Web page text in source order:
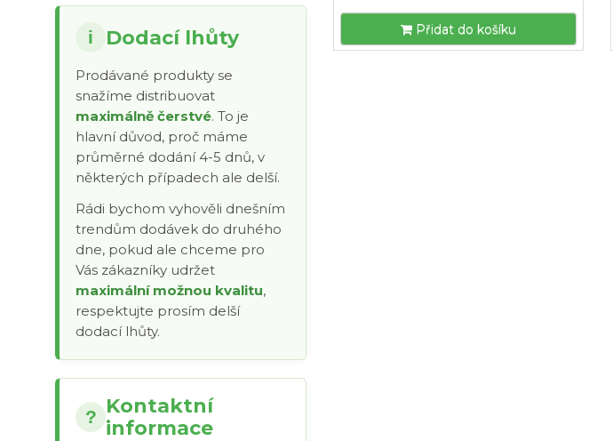
i Dodací lhůty
Prodávané produkty se
snažíme distribuovat
maximálně čerstvé. To je
hlavní důvod, proč máme
průměrné dodání 4-5 dnů, v
některých případech ale delší.
Rádi bychom vyhověli dnešním
trendům dodávek do druhého
dne, pokud ale chceme pro
Vás zákazníky udržet
maximální možnou kvalitu,
respektujte prosím delší
dodací lhůty.
? Kontaktní
informace
Přidat do košíku